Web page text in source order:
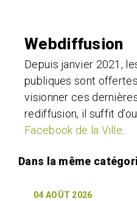
Webdiffusion
Depuis janvier 2021,
publiques sont
visionner ces
rediffusion, il suffit
Facebook de la Ville
04 AOÛT 2026